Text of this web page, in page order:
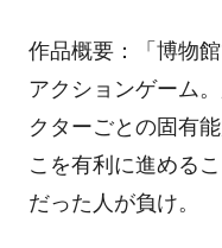
作品概要：「博物
アクションゲーム
クターごとの固有
こを有利に進める
だった人が負け。